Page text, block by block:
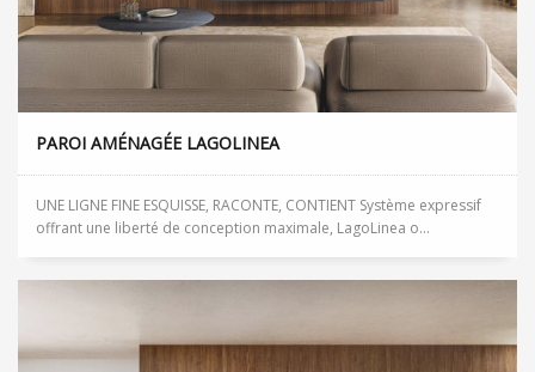
PAROI AMÉNAGÉE LAGOLINEA
UNE LIGNE FINE ESQUISSE, RACONTE, CONTIENT Système expressif
offrant une liberté de conception maximale, LagoLinea o...